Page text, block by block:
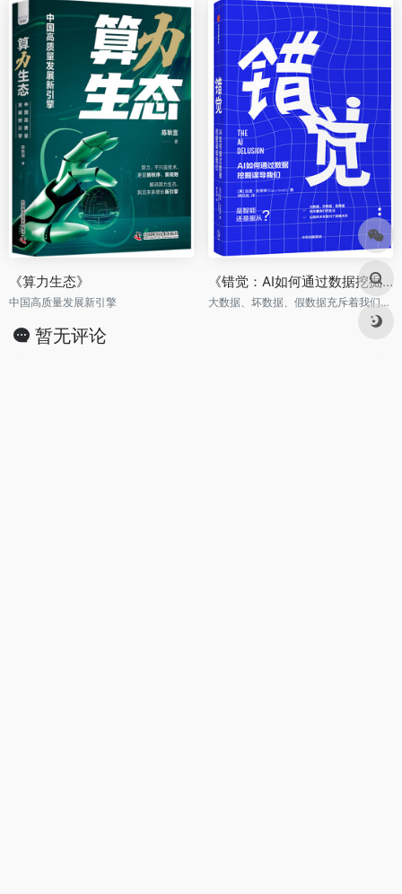
《算力生态》
中国高质量发展新引擎
《错觉：AI如何通过数据挖掘误导我们》
大数据、坏数据、假数据充斥着我们的生活，AI到底是真的有智能还是只在服从？
暂无评论